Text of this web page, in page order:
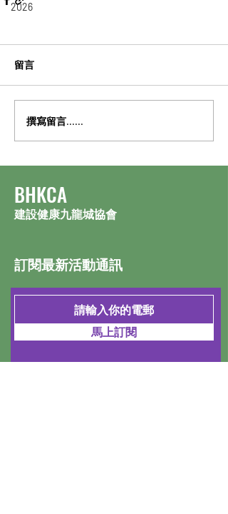
2026
留言
撰寫留言......
​BHKCA
建設健康九龍城協會
訂閱最新活動通訊
馬上訂閱